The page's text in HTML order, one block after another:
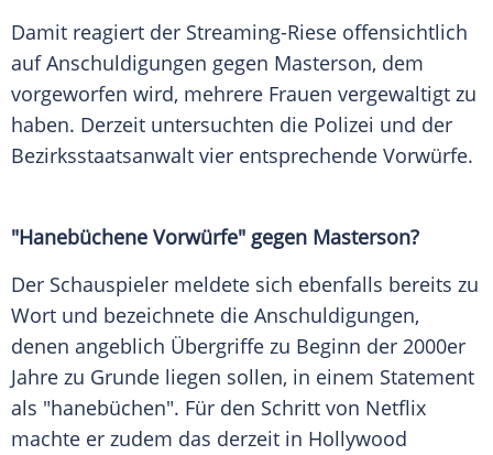
Damit reagiert der Streaming-Riese offensichtlich
auf Anschuldigungen gegen Masterson, dem
vorgeworfen wird, mehrere Frauen vergewaltigt zu
haben. Derzeit untersuchten die Polizei und der
Bezirksstaatsanwalt vier entsprechende Vorwürfe.
"Hanebüchene Vorwürfe" gegen Masterson?
Der Schauspieler meldete sich ebenfalls bereits zu
Wort und bezeichnete die Anschuldigungen,
denen angeblich Übergriffe zu Beginn der 2000er
Jahre zu Grunde liegen sollen, in einem Statement
als "hanebüchen". Für den Schritt von Netflix
machte er zudem das derzeit in Hollywood